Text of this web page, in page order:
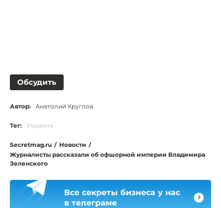
Обсудить
Автор: Анатолий Круглов
Тег: Украина
Secretmag.ru / Новости /
Журналисты рассказали об офшорной империи Владимира
Зеленского
Все секреты бизнеса у нас
в телеграме